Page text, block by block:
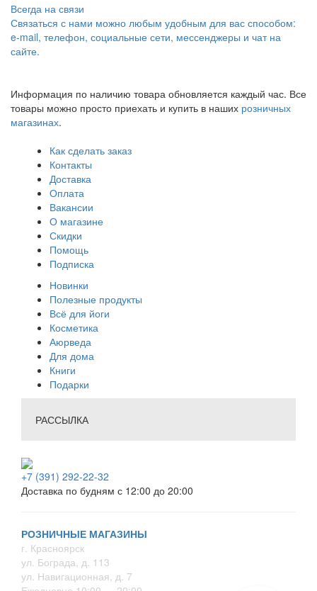
Всегда на связи
Связаться с нами можно любым удобным для вас способом:
e-mail, телефон, социальные сети, мессенджеры и чат на
сайте.
Информация по наличию товара обновляется каждый час. Все
товары можно просто приехать и купить в наших розничных
магазинах.
Как сделать заказ
Контакты
Доставка
Оплата
Вакансии
О магазине
Скидки
Помощь
Подписка
Новинки
Полезные продукты
Всё для йоги
Косметика
Аюрведа
Для дома
Книги
Подарки
РАССЫЛКА
+7 (391) 292-22-32
Доставка по будням с 12:00 до 20:00
РОЗНИЧНЫЕ МАГАЗИНЫ
г. Красноярск
ул. Бограда, д. 113
ул. Навигационная, д. 7